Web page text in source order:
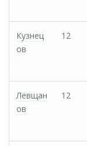
Кузнец
ов
12
Левщан
ов
12